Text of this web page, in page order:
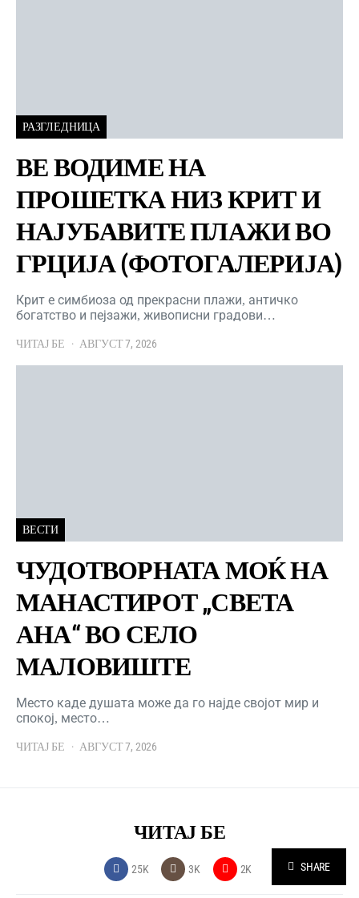
РАЗГЛЕДНИЦА
ВЕ ВОДИМЕ НА
ПРОШЕТКА НИЗ КРИТ И
НАЈУБАВИТЕ ПЛАЖИ ВО
ГРЦИЈА (ФОТОГАЛЕРИЈА)
Крит е симбиоза од прекрасни плажи, античко
богатство и пејзажи, живописни градови…
ЧИТАЈ БЕ АВГУСТ 7, 2026
ВЕСТИ
ЧУДОТВОРНАТА МОЌ НА
МАНАСТИРОТ „СВЕТА
АНА“ ВО СЕЛО
МАЛОВИШТЕ
Место каде душата може да го најде својот мир и
спокој, место…
ЧИТАЈ БЕ АВГУСТ 7, 2026
ЧИТАЈ БЕ
25K 3K 2K SHARE